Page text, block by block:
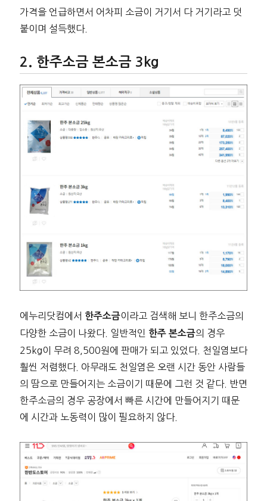
가격을 언급하면서 어차피 소금이 거기서 다 거기라고 덧
붙이며 설득했다.
한주소금 본소금 3kg
에누리닷컴에서 한주소금이라고 검색해 보니 한주소금의
다양한 소금이 나왔다. 일반적인 한주 본소금의 경우
25kg이 무려 8,500원에 판매가 되고 있었다. 천일염보다
훨씬 저렴했다. 아무래도 천일염은 오랜 시간 동안 사람들
의 땀으로 만들어지는 소금이기 때문에 그런 것 같다. 반면
한주소금의 경우 공장에서 빠른 시간에 만들어지기 때문
에 시간과 노동력이 많이 필요하지 않다.